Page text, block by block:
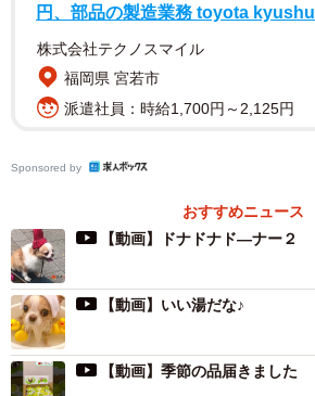
円、部品の製造業務 toyota kyushu
株式会社テクノスマイル
福岡県 宮若市
派遣社員：時給1,700円～2,125円
Sponsored by
おすすめニュース
【動画】ドナドナド―ナー２
【動画】いい湯だな♪
【動画】季節の品届きました